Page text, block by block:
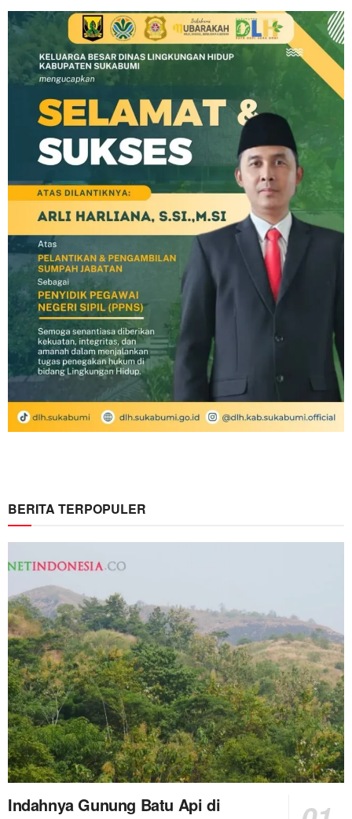
BERITA TERPOPULER
Indahnya Gunung Batu Api di